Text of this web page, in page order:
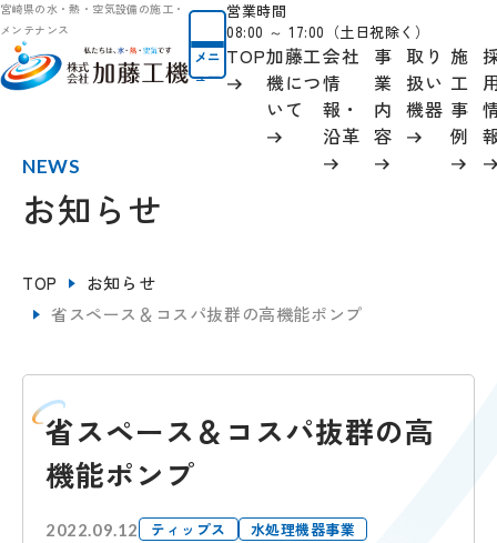
宮崎県の水・熱・空気設備の施工・
メンテナンス
メニ
ュー
営業時間
08:00 ～ 17:00（土日祝除く）
TOP加藤工
機につ
いて
会社
情
報 ・
沿革
事
業
内
容
取り
扱い
機器
施
工
事
例
NEWS
お知らせ
TOP
お知らせ
省スペース＆コスパ抜群の高機能ポンプ
省スペース＆コスパ抜群の高
機能ポンプ
2022.09.12 ティップス 水処理機器事業